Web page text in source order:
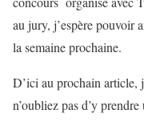
au jury, j’espère pouvoir
la semaine prochaine.
D’ici au prochain article,
n’oubliez pas d’y